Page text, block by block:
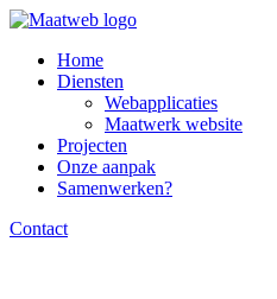
Home
Diensten
Webapplicaties
Maatwerk website
Projecten
Onze aanpak
Samenwerken?
Contact